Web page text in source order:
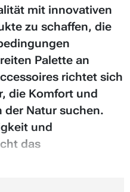
mit innovativen
zu schaffen, die
Palette an
richtet sich
die Komfort und
Natur suchen.
und
das